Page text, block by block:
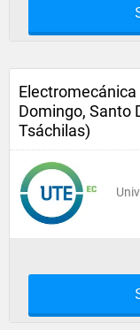
Domingo, Santo
Tsáchilas)